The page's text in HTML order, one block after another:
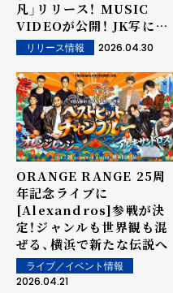
凡」リリース！ MUSIC
VIDEOが公開！ JK写には
アギトが...MUSIC
VIDEOにも共演があるの
か！？
リリース情報 2026.04.30
ORANGE RANGE 25周
年記念ライブに
[Alexandros]参戦が決
定！ジャンルも世界観も混
ぜる、横浜で新たな伝説へ
ライブ／イベント情報
2026.04.21